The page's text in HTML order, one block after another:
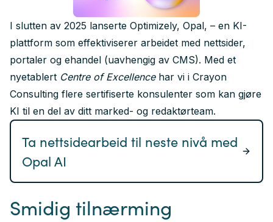
I slutten av 2025 lanserte Optimizely, Opal, – en KI-
plattform som effektiviserer arbeidet med nettsider,
portaler og ehandel (uavhengig av CMS). Med et
nyetablert Centre of Excellencehar vi i Crayon
Consulting flere sertifiserte konsulenter som kan gjøre
KI til en del av ditt marked- og redaktørteam.
Ta nettsidearbeid til neste nivå med
Opal AI
Smidig tilnærming